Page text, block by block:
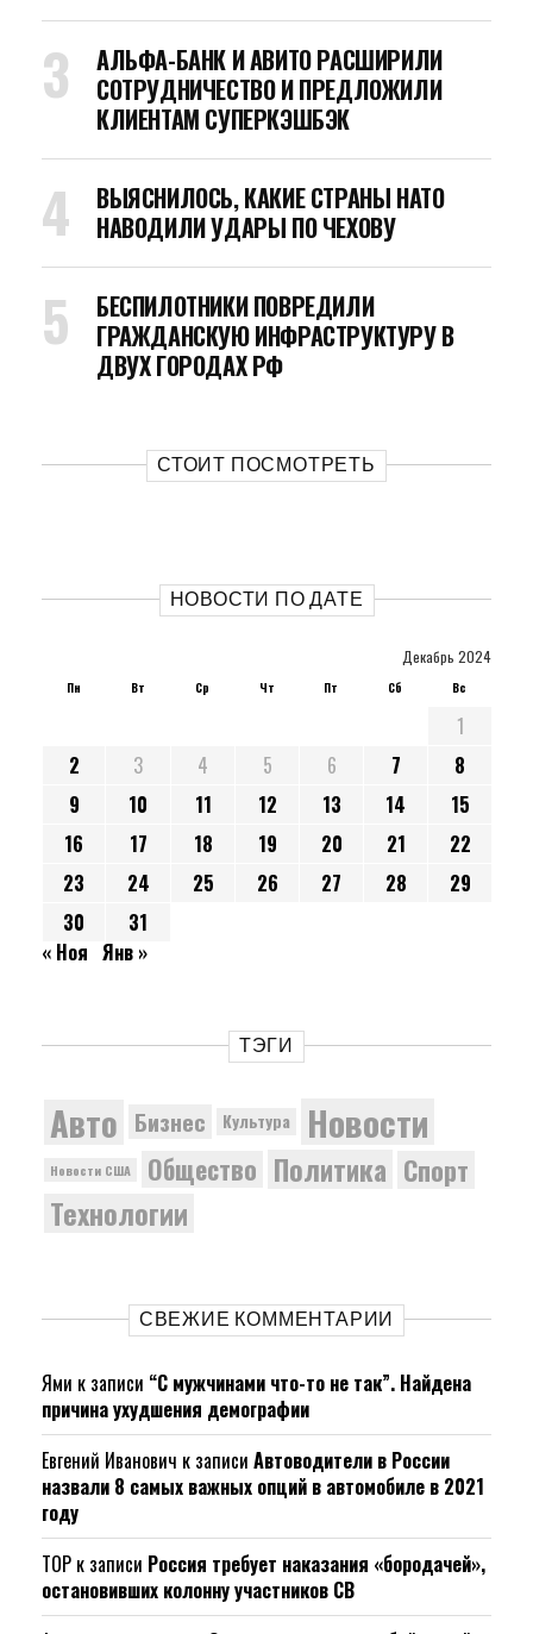
АЛЬФА-БАНК И АВИТО РАСШИРИЛИ
СОТРУДНИЧЕСТВО И ПРЕДЛОЖИЛИ
КЛИЕНТАМ СУПЕРКЭШБЭК
ВЫЯСНИЛОСЬ, КАКИЕ СТРАНЫ НАТО
НАВОДИЛИ УДАРЫ ПО ЧЕХОВУ
БЕСПИЛОТНИКИ ПОВРЕДИЛИ
ГРАЖДАНСКУЮ ИНФРАСТРУКТУРУ В
ДВУХ ГОРОДАХ РФ
СТОИТ ПОСМОТРЕТЬ
НОВОСТИ ПО ДАТЕ
Декабрь 2024
Пн Вт Ср Чт Пт Сб Вс
1
2
3 4 5 6 7
8
9
10 11 12 13 14
15
16
17 18 19 20 21
22
23
24 25 26 27 28
29
30
31
« Ноя Янв »
ТЭГИ
Авто Бизнес Культура Новости
Новости США Общество Политика Спорт
Технологии
СВЕЖИЕ КОММЕНТАРИИ
Ями к записи “С мужчинами что-то не так”. Найдена
причина ухудшения демографии
Евгений Иванович к записи Автоводители в России
назвали 8 самых важных опций в автомобиле в 2021
году
ТОР к записи Россия требует наказания «бородачей»,
остановивших колонну участников СВ